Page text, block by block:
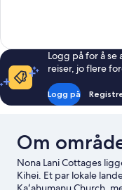
Logg på for å
reiser, jo flere
Logg på
Om
Nona Lani Cottages
Kihei. Et par lokale